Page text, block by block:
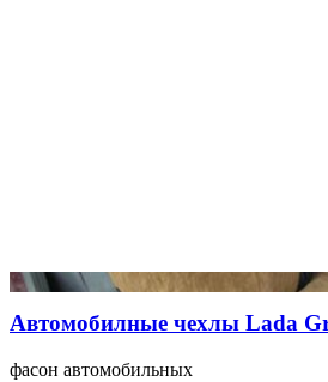
Автомобилные чехлы Lada
фасон автомобильных